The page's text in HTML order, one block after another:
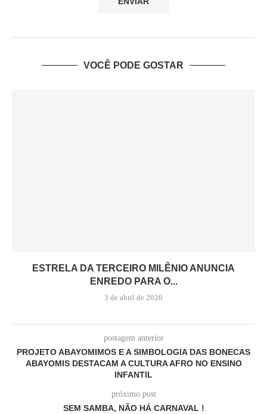
VOCÊ PODE GOSTAR
ESTRELA DA TERCEIRO MILÊNIO ANUNCIA
ENREDO PARA O...
3 de abril de 2026
postagem anterior
PROJETO ABAYOMIMOS E A SIMBOLOGIA DAS BONECAS
ABAYOMIS DESTACAM A CULTURA AFRO NO ENSINO
INFANTIL
próximo post
SEM SAMBA, NÃO HÁ CARNAVAL !